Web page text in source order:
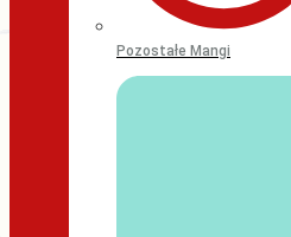
Pozostałe Mangi